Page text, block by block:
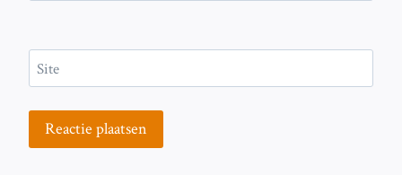
Site